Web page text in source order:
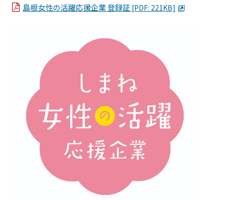
島根女性の活躍応援企業 登録証 [PDF: 221KB]